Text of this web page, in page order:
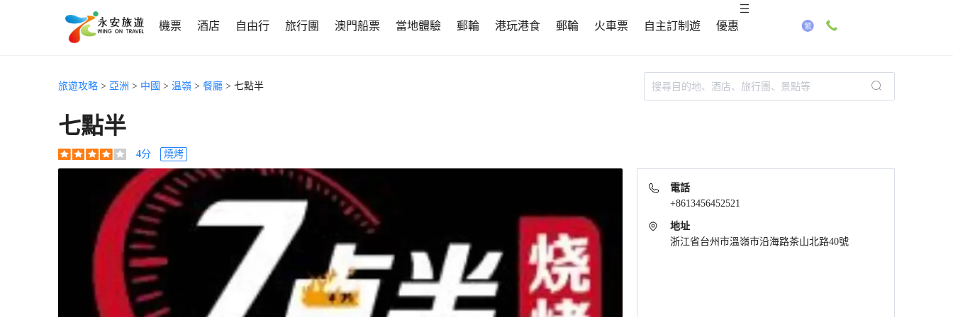
機票 酒店 自由行 旅行團 澳門船票 當地體驗 郵輪 港玩港食 郵輪 火車票 自主訂制遊 優惠
旅遊攻略 > 亞洲 > 中國 > 温嶺 > 餐廳 > 七點半
七點半
4分 燒烤
電話
+8613456452521
地址
浙江省台州市溫嶺市沿海路茶山北路40號